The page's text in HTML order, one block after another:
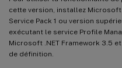
cette version, installez Microsoft
Service Pack 1 ou version
exécutant le service Profile
Microsoft .NET Framework 3.5
de définition.